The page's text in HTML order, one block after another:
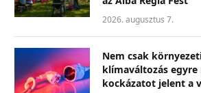
2026. augusztus 7.
Nem csak
klímaváltozás
kockázatot jelent a